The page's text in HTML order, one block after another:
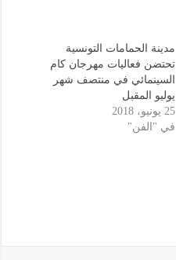
مدينة الحمامات التونسية
تحتضن فعاليات مهرجان كام
السينمائي في منتصف شهر
يوليو المقبل
25 يونيو، 2018
في "الفن"